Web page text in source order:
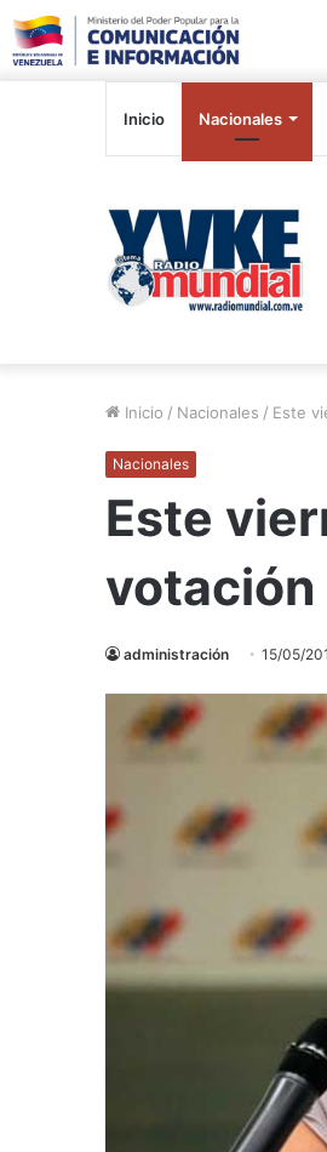
Inicio Nacionales
Inicio / Nacionales / Este
Nacionales
Este
administración 15/05/